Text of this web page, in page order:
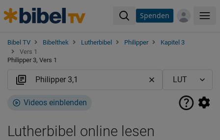
Spenden
Bibel TV Bibelthek Lutherbibel Philipper
Kapitel 3
Vers 1
Philipper 3, Vers 1
Videos einblenden
Lutherbibel online lesen